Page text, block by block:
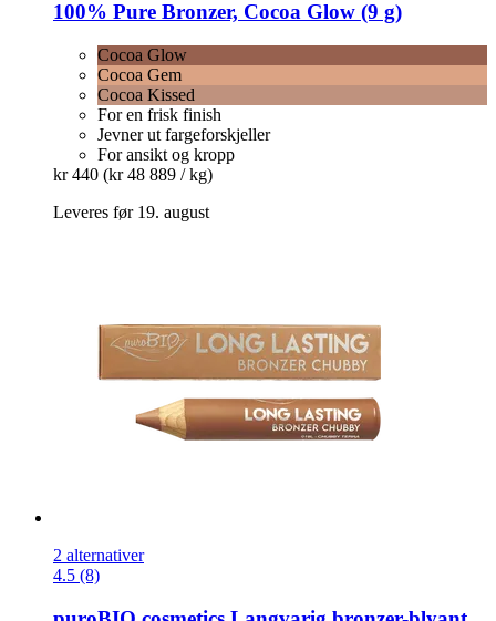
100% Pure Bronzer, Cocoa Glow (9 g)
Cocoa Glow
Cocoa Gem
Cocoa Kissed
For en frisk finish
Jevner ut fargeforskjeller
For ansikt og kropp
kr 440 (kr 48 889 / kg)
Leveres før 19. august
2 alternativer
4.5 (8)